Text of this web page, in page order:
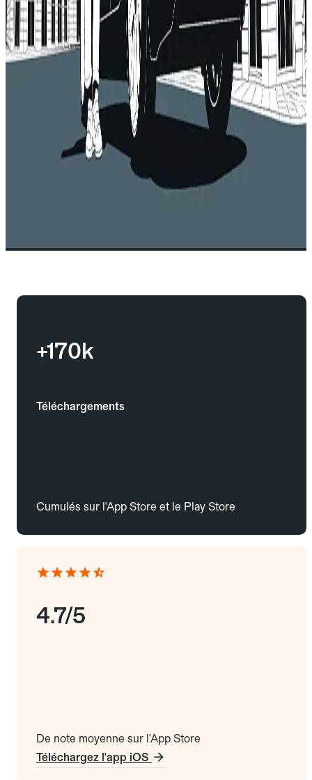
+170k
Téléchargements
Cumulés sur l'App Store et le Play Store
4.7/5
De note moyenne sur l'App Store
Téléchargez l'app iOS